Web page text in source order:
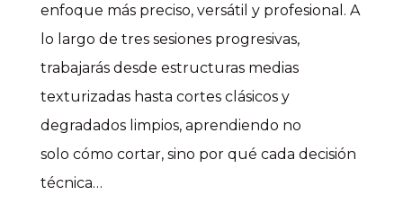
enfoque más preciso, versátil y profesional. A
lo largo de tres sesiones progresivas,
trabajarás desde estructuras medias
texturizadas hasta cortes clásicos y
degradados limpios, aprendiendo no
solo cómo cortar, sino por qué cada decisión
técnica…